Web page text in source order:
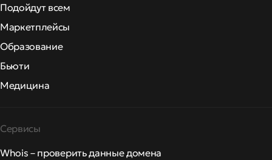
Подойдут всем
Маркетплейсы
Образование
Бьюти
Медицина
Сервисы
Whois – проверить данные домена